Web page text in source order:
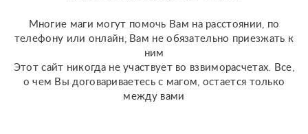
Таро ...
Многие маги могут помочь Вам на расстоянии, по
телефону или онлайн, Вам не обязательно приезжать к
ним
Этот сайт никогда не участвует во взвиморасчетах. Все,
о чем Вы договариваетесь с магом, остается только
между вами